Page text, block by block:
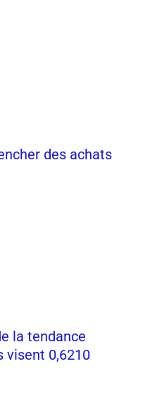
des achats
la tendance
visent 0,6210